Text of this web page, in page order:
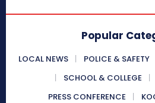
Popular
LOCAL NEWS POLICE & SAFETY
SCHOOL & COLLEGE
PRESS CONFERENCE